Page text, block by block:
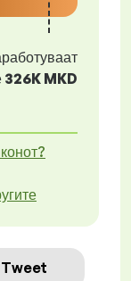
326K MKD
Tweet